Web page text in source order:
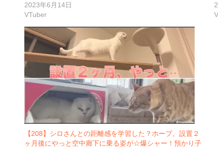
2023年6月14日
VTuber
【208】シロさんとの距離感を学習した？ホープ。設置２
ヶ月後にやっと空中廊下に乗る姿が☆爆シャー！預かり子